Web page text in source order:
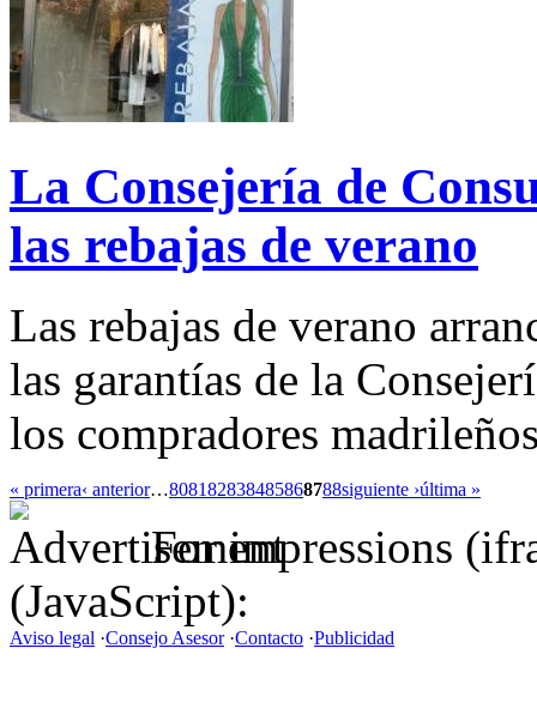
La Consejería de
las rebajas de verano
Las rebajas de verano
las garantías de la
los compradores
« primera‹ anterior…808182838485868788siguiente ›última »
For impressions
(JavaScript):
Aviso legal ·Consejo Asesor·Contacto ·Publicidad